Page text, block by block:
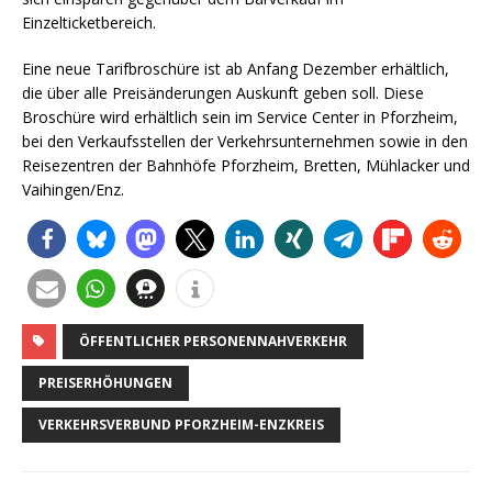
Einzelticketbereich.
Eine neue Tarifbroschüre ist ab Anfang Dezember erhältlich,
die über alle Preisänderungen Auskunft geben soll. Diese
Broschüre wird erhältlich sein im Service Center in Pforzheim,
bei den Verkaufsstellen der Verkehrsunternehmen sowie in den
Reisezentren der Bahnhöfe Pforzheim, Bretten, Mühlacker und
Vaihingen/Enz.
ÖFFENTLICHER PERSONENNAHVERKEHR
PREISERHÖHUNGEN
VERKEHRSVERBUND PFORZHEIM-ENZKREIS